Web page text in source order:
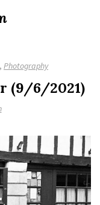
, Photography
(9/6/2021)